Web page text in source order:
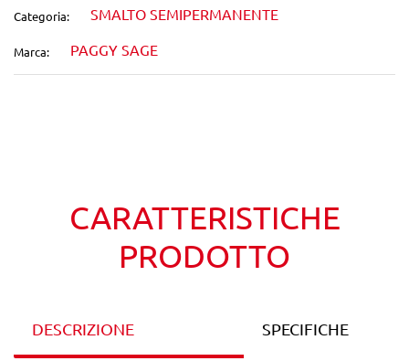
Categoria: SMALTO SEMIPERMANENTE
Marca: PAGGY SAGE
CARATTERISTICHE
PRODOTTO
DESCRIZIONE SPECIFICHE